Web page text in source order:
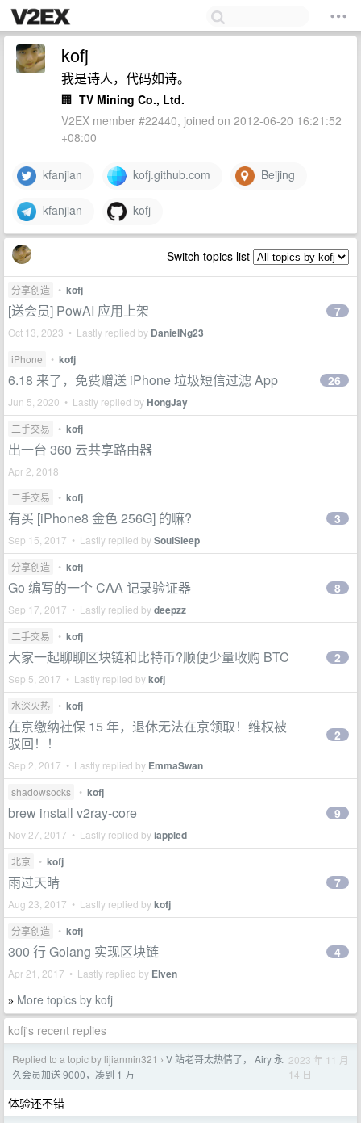
kofj
我是诗人，代码如诗。
🏢 TV Mining Co., Ltd.
V2EX member #22440, joined on 2012-06-20 16:21:52
+08:00
kfanjian kofj.github.com Beijing
kfanjian kofj
Switch topics list
分享创造 • kofj
[送会员] PowAI 应用上架
Oct 13, 2023 • Lastly replied by DanielNg23
7
iPhone • kofj
6.18 来了，免费赠送 iPhone 垃圾短信过滤 App
Jun 5, 2020 • Lastly replied byHongJay
26
二手交易 • kofj
出一台 360 云共享路由器
Apr 2, 2018
二手交易
• kofj
有买 [iPhone8 金色 256G] 的嘛?
Sep 15, 2017 • Lastly replied bySoulSleep
3
分享创造 • kofj
Go 编写的一个 CAA 记录验证器
Sep 17, 2017 • Lastly replied bydeepzz
8
二手交易 • kofj
大家一起聊聊区块链和比特币?顺便少量收购 BTC
Sep 5, 2017 • Lastly replied bykofj
2
水深火热 • kofj
在京缴纳社保 15 年，退休无法在京领取！维权被
驳回！！
Sep 2, 2017 • Lastly replied by EmmaSwan
2
shadowsocks • kofj
brew install v2ray-core
Nov 27, 2017 • Lastly replied byiappled
9
北京 • kofj
雨过天晴
Aug 23, 2017 • Lastly replied bykofj
7
分享创造 • kofj
300 行 Golang 实现区块链
Apr 21, 2017 • Lastly replied by Elven
4
» More topics by kofj
kofj's recent replies
Replied to a topic by lijianmin321 › V 站老哥太热情了， Airy 永
久会员加送 9000，凑到 1 万
2023 年 11 月
14 日
体验还不错